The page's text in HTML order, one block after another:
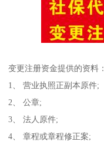
变更注册资金提供的资料：
1、 营业执照正副本原件;
2、 公章;
3、 法人原件;
4、 章程或章程修正案;